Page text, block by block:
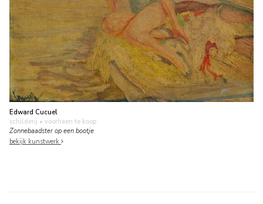
Edward Cucuel
schilderij • voorheen te koop
Zonnebaadster op een bootje
bekijk kunstwerk